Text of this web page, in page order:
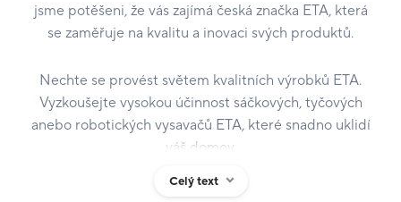
jsme potěšeni, že vás zajímá česká značka ETA, která
se zaměřuje na kvalitu a inovaci svých produktů.
Nechte se provést světem kvalitních výrobků ETA.
Vyzkoušejte vysokou účinnost sáčkových, tyčových
anebo robotických vysavačů ETA, které snadno uklidí
váš domov.
Celý text